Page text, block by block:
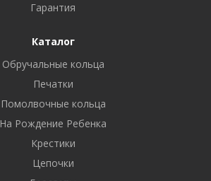
Гарантия
Каталог
Обручальные кольца
Печатки
Помолвочные кольца
На Рождение Ребенка
Крестики
Цепочки